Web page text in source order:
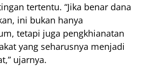
tertentu. “Jika benar dana
ini bukan hanya
tetapi juga pengkhianatan
yang seharusnya menjadi
ujarnya.